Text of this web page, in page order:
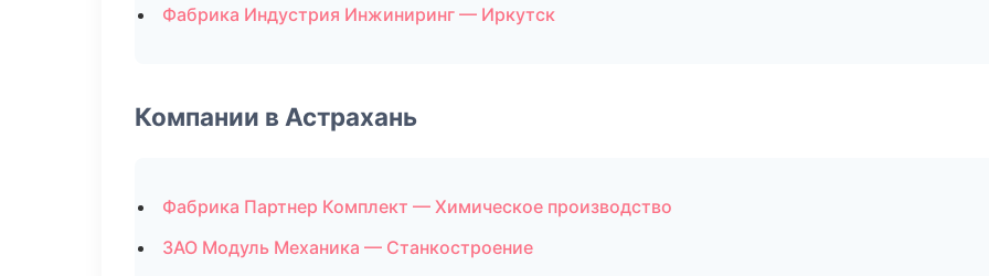
Фабрика Индустрия Инжиниринг — Иркутск
Компании в Астрахань
Фабрика Партнер Комплект — Химическое производство
ЗАО Модуль Механика — Станкостроение